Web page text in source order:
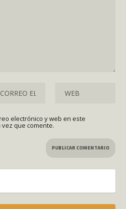
electrónico y web en este
que comente.